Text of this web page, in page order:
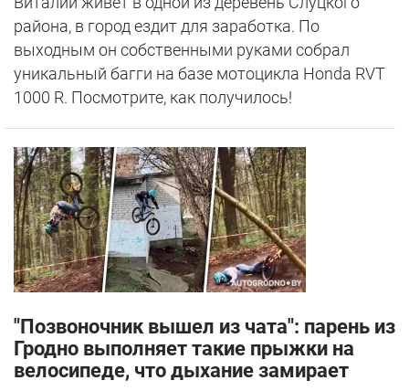
района, в город ездит для заработка. По
выходным он собственными руками собрал
уникальный багги на базе мотоцикла Honda RVT
1000 R. Посмотрите, как получилось!
"Позвоночник вышел из чата": парень из
Гродно выполняет такие прыжки на
велосипеде, что дыхание замирает